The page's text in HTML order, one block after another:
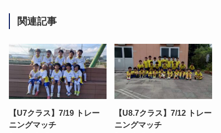
関連記事
【U7クラス】7/19 トレー
ニングマッチ
【U8.7クラス】7/12 トレー
ニングマッチ